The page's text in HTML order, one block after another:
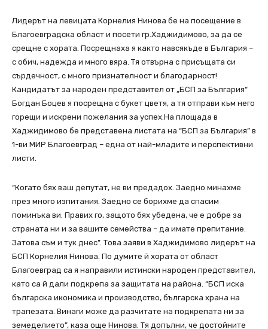
Лидерът на левицата Корнелия Нинова бе на посещение в
Благоевградска област и посети гр.Хаджидимово, за да се
срещне с хората. Посрещнаха я както навсякъде в България –
с обич, надежда и много вяра. Тя отвърна с присъщата си
сърдечност, с много признателност и благодарност!
Кандидатът за народен представител от „БСП за България“
Богдан Боцев я посрещна с букет цветя, а тя отправи към него
горещи и искрени пожелания за успех.На площада в
Хаджидимово бе представена листата на “БСП за България” в
1-ви МИР Благоевград – една от най-младите и перспективни
листи.
“Когато бях ваш депутат, не ви предадох. Заедно минахме
през много изпитания. Заедно се борихме да спасим
поминъка ви. Правих го, защото бях убедена, че е добре за
страната ни и за вашите семейства – да имате препитание.
Затова съм и тук днес”. Това заяви в Хаджидимово лидерът на
БСП Корнелия Нинова. По думите й хората от област
Благоевград са я направили истински народен представител,
като са й дали подкрепа за защитата на района. “БСП иска
българска икономика и производство, българска храна на
трапезата. Винаги може да разчитате на подкрепата ни за
земеделието”, каза още Нинова. Тя допълни, че достойните